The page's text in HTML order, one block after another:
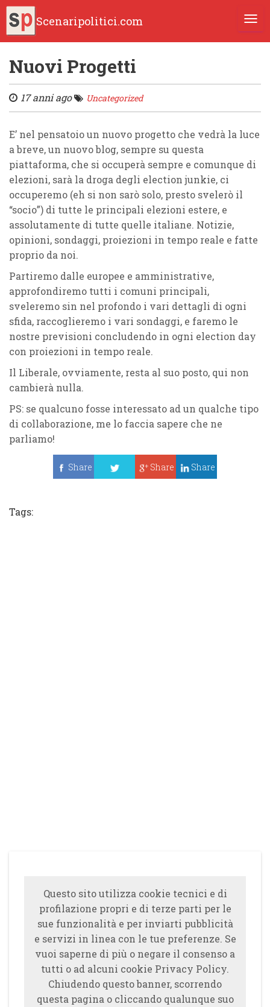
Scenaripolitici.com
Nuovi Progetti
17 anni ago Uncategorized
E’ nel pensatoio un nuovo progetto che vedrà la luce
a breve, un nuovo blog, sempre su questa
piattaforma, che si occuperà sempre e comunque di
elezioni, sarà la droga degli election junkie, ci
occuperemo (eh si non sarò solo, presto svelerò il
“socio”) di tutte le principali elezioni estere, e
assolutamente di tutte quelle italiane. Notizie,
opinioni, sondaggi, proiezioni in tempo reale e fatte
proprio da noi.
Partiremo dalle europee e amministrative,
approfondiremo tutti i comuni principali,
sveleremo sin nel profondo i vari dettagli di ogni
sfida, raccoglieremo i vari sondaggi, e faremo le
nostre previsioni concludendo in ogni election day
con proiezioni in tempo reale.
Il Liberale, ovviamente, resta al suo posto, qui non
cambierà nulla.
PS: se qualcuno fosse interessato ad un qualche tipo
di collaborazione, me lo faccia sapere che ne
parliamo!
Share
Share Share
Tags:
Questo sito utilizza cookie tecnici e di
profilazione propri e di terze parti per le
sue funzionalità e per inviarti pubblicità
e servizi in linea con le tue preferenze. Se
vuoi saperne di più o negare il consenso a
tutti o ad alcuni cookie Privacy Policy.
Chiudendo questo banner, scorrendo
questa pagina o cliccando qualunque suo